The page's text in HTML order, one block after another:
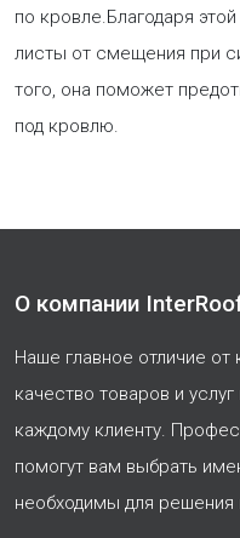
по кровле.Благодаря
листы от смещения при
того, она поможет
под кровлю.
О компании
Наше главное отличие
качество товаров и
каждому клиенту.
помогут вам выбрать
необходимы для решения